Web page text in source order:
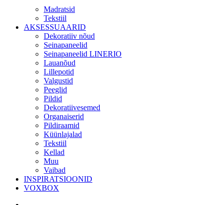
Madratsid
Tekstiil
AKSESSUAARID
Dekoratiiv nõud
Seinapaneelid
Seinapaneelid LINERIO
Lauanõud
Lillepotid
Valgustid
Peeglid
Pildid
Dekoratiivesemed
Organaiserid
Pildiraamid
Küünlajalad
Tekstiil
Kellad
Muu
Vaibad
INSPIRATSIOONID
VOXBOX